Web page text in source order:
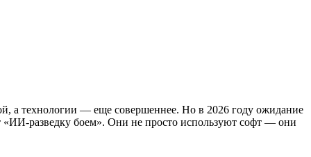
а технологии — еще совершеннее. Но в 2026 году ожидание
разведку боем». Они не просто используют софт — они